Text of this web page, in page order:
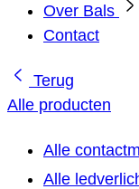
Over Bals
Contact
Terug
Alle producten
Alle
Alle